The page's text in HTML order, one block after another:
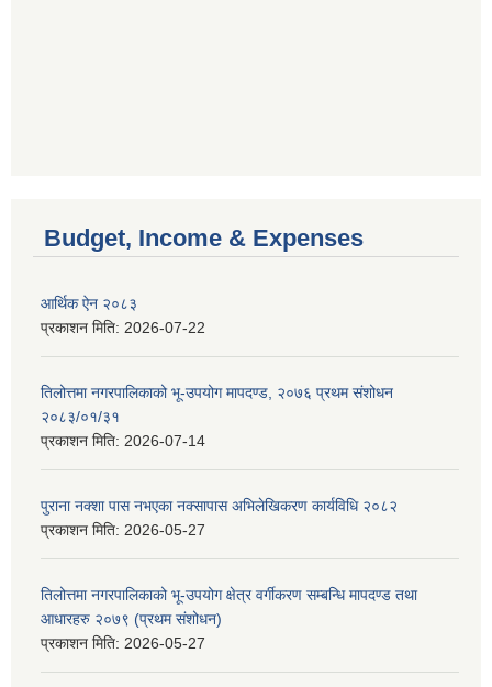
Budget, Income & Expenses
आर्थिक ऐन २०८३
प्रकाशन मिति: 2026-07-22
तिलोत्तमा नगरपालिकाको भू-उपयोग मापदण्ड, २०७६ प्रथम संशोधन
२०८३/०१/३१
प्रकाशन मिति: 2026-07-14
पुराना नक्शा पास नभएका नक्सापास अभिलेखिकरण कार्यविधि २०८२
प्रकाशन मिति: 2026-05-27
तिलोत्तमा नगरपालिकाको भू-उपयोग क्षेत्र वर्गीकरण सम्बन्धि मापदण्ड तथा
आधारहरु २०७९ (प्रथम संशोधन)
प्रकाशन मिति: 2026-05-27